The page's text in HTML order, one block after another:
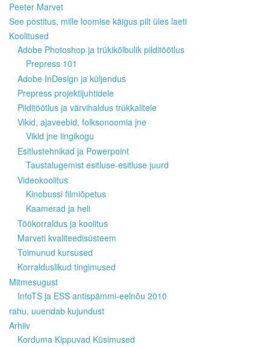
Peeter Marvet
See postitus, mille loomise käigus pilt üles laeti
Koolitused
Adobe Photoshop ja trükikõlbulik pilditöötlus
Prepress 101
Adobe InDesign ja küljendus
Prepress projektijuhtidele
Pilditöötlus ja värvihaldus trükkalitele
Vikid, ajaveebid, folksonoomia jne
Vikid jne lingikogu
Esitlustehnikad ja Powerpoint
Taustalugemist esitluse-esitluse juurd
Videokoolitus
Kinobussi filmiõpetus
Kaamerad ja heli
Töökorraldus ja koolitus
Marveti kvaliteedisüsteem
Toimunud kursused
Korralduslikud tingimused
Mitmesugust
InfoTS ja ESS antispämmi-eelnõu 2010
rahu, uuendab kujundust
Arhiiv
Korduma Kippuvad Küsimused